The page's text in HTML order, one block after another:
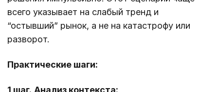
всего указывает на слабый тренд и
“остывший” рынок, а не на катастрофу или
разворот.
Практические шаги:
1 шаг. Анализ контекста: